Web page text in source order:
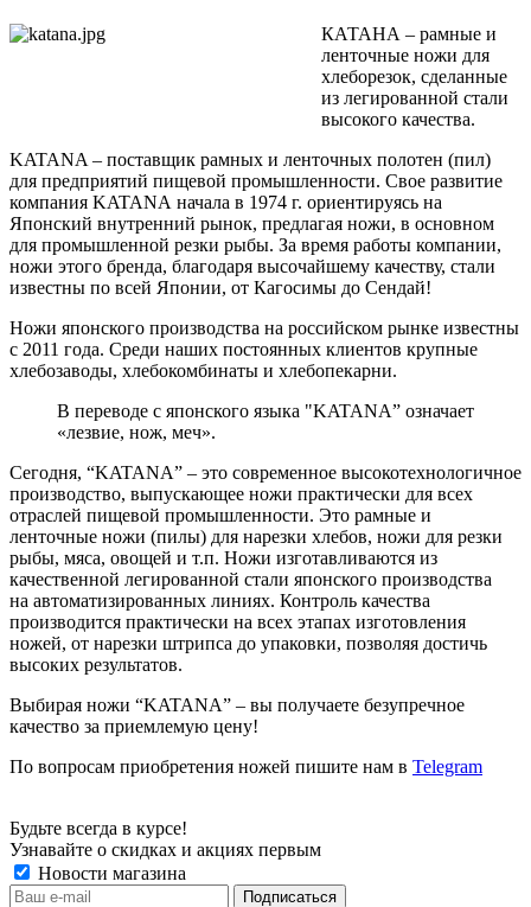
КАТАНА – рамные и
ленточные ножи для
хлеборезок, сделанные
из легированной стали
высокого качества.
KATANA – поставщик рамных и ленточных полотен (пил)
для предприятий пищевой промышленности. Свое развитие
компания KATANA начала в 1974 г. ориентируясь на
Японский внутренний рынок, предлагая ножи, в основном
для промышленной резки рыбы. За время работы компании,
ножи этого бренда, благодаря высочайшему качеству, стали
известны по всей Японии, от Кагосимы до Сендай!
Ножи японского производства на российском рынке известны
с 2011 года. Среди наших постоянных клиентов крупные
хлебозаводы, хлебокомбинаты и хлебопекарни.
В переводе с японского языка "KATANA” означает
«лезвие, нож, меч».
Сегодня, “KATANA” – это современное высокотехнологичное
производство, выпускающее ножи практически для всех
отраслей пищевой промышленности. Это рамные и
ленточные ножи (пилы) для нарезки хлебов, ножи для резки
рыбы, мяса, овощей и т.п. Ножи изготавливаются из
качественной легированной стали японского производства
на автоматизированных линиях. Контроль качества
производится практически на всех этапах изготовления
ножей, от нарезки штрипса до упаковки, позволяя достичь
высоких результатов.
Выбирая ножи “KATANA” – вы получаете безупречное
качество за приемлемую цену!
По вопросам приобретения ножей пишите нам в Telegram
Будьте всегда в курсе!
Узнавайте о скидках и акциях первым
Новости магазина